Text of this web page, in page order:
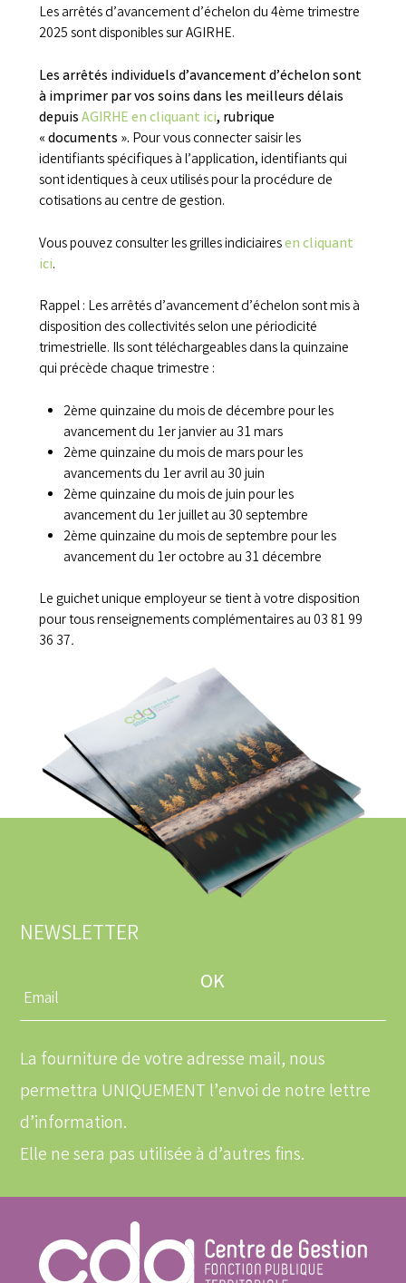
Les arrêtés d’avancement d’échelon du 4ème trimestre
2025 sont disponibles sur AGIRHE.
Les arrêtés individuels d’avancement d’échelon sont
à imprimer par vos soins dans les meilleurs délais
depuisAGIRHE en cliquant ici, rubrique
« documents ». Pour vous connecter saisir les
identifiants spécifiques à l’application, identifiants qui
sont identiques à ceux utilisés pour la procédure de
cotisations au centre de gestion.
Vous pouvez consulter les grilles indiciairesen cliquant
ici.
Rappel : Les arrêtés d’avancement d’échelon sont mis à
disposition des collectivités selon une périodicité
trimestrielle. Ils sont téléchargeables dans la quinzaine
qui précède chaque trimestre :
2ème quinzaine du mois de décembre pour les
avancement du 1er janvier au 31 mars
2ème quinzaine du mois de mars pour les
avancements du 1er avril au 30 juin
2ème quinzaine du mois de juin pour les
avancement du 1er juillet au 30 septembre
2ème quinzaine du mois de septembre pour les
avancement du 1er octobre au 31 décembre
Le guichet unique employeur se tient à votre disposition
pour tous renseignements complémentaires au 03 81 99
36 37.
NEWSLETTER
Entrez
une
email
La fourniture de votre adresse mail, nous
permettra UNIQUEMENT l’envoi de notre lettre
d’information.
Elle ne sera pas utilisée à d’autres fins.